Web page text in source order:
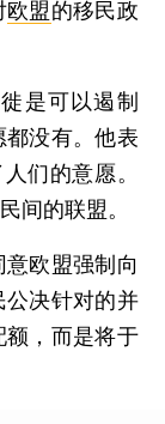
欧盟的移民政
是可以遏制
没有。他表
们的意愿。
间的联盟。
欧盟强制向
决针对的并
，而是将于